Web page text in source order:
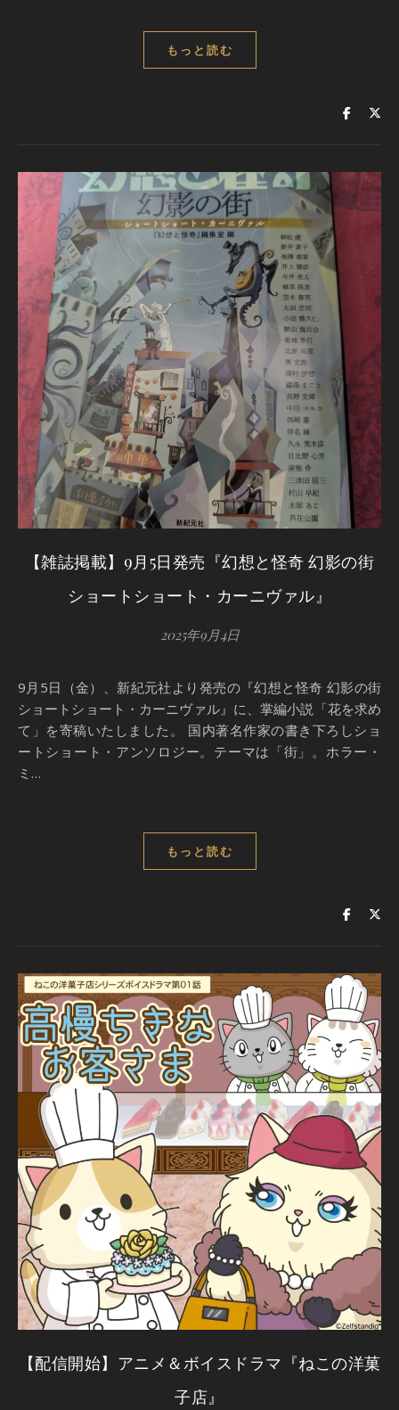
もっと読む
【雑誌掲載】9月5日発売『幻想と怪奇 幻影の街
ショートショート・カーニヴァル』
2025年9月4日
9月5日（金）、新紀元社より発売の『幻想と怪奇 幻影の街
ショートショート・カーニヴァル』に、掌編小説「花を求め
て」を寄稿いたしました。 国内著名作家の書き下ろしショ
ートショート・アンソロジー。テーマは「街」。ホラー・
ミ…
もっと読む
【配信開始】アニメ＆ボイスドラマ『ねこの洋菓
子店』